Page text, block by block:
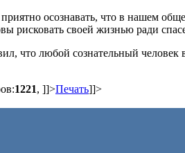
осознавать, что в нашем
рисковать своей жизнью ради
что любой сознательный человек
1221, ]]>Печать]]>